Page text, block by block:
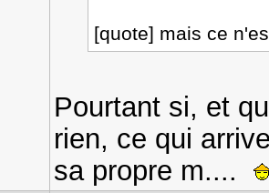
[quote] mais ce
Pourtant si, et
rien, ce qui
sa propre m....